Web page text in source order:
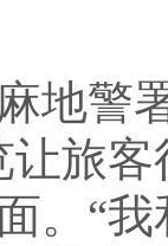
警署
让旅
。“